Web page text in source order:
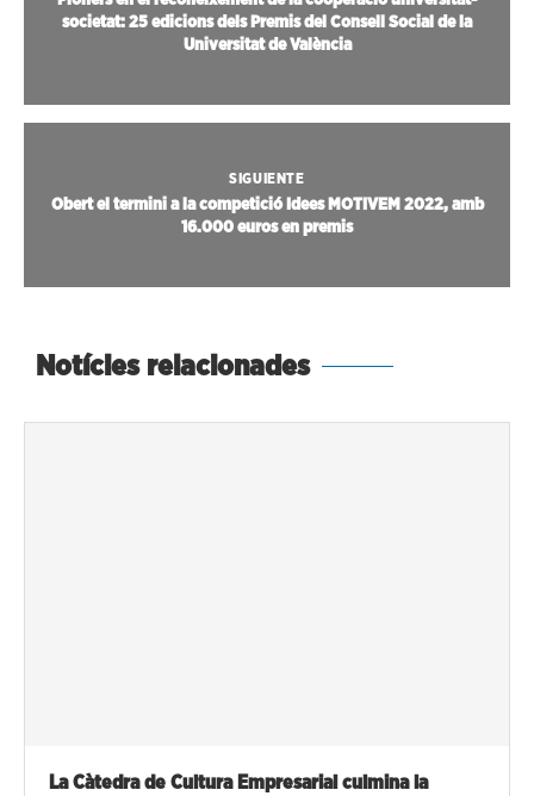
societat: 25 edicions dels Premis del Consell Social de la
Universitat de València
SIGUIENTE
Obert el termini a la competició Idees MOTIVEM 2022, amb
16.000 euros en premis
Notícies relacionades
La Càtedra de Cultura Empresarial culmina la